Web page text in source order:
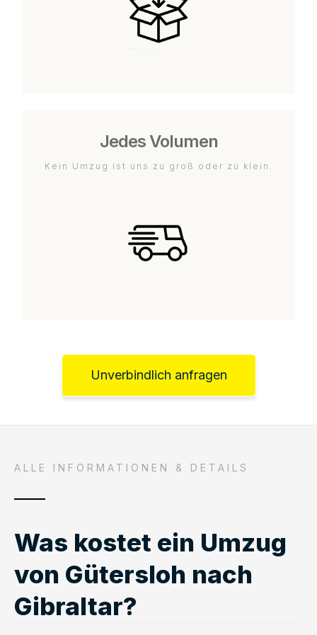
Jedes Volumen
Kein Umzug ist uns zu groß oder zu klein.
Unverbindlich anfragen
ALLE INFORMATIONEN & DETAILS
Was kostet ein Umzug
von Gütersloh nach
Gibraltar?